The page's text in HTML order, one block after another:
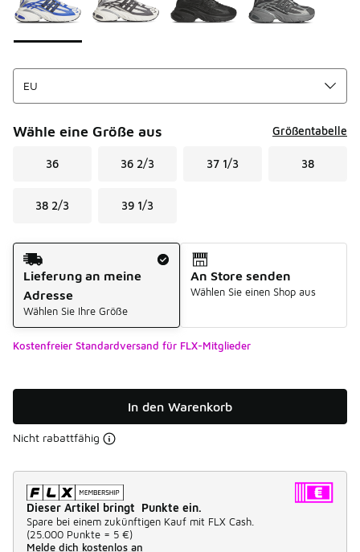
Wähle eine Größe aus Größentabelle
36 36 2/3 37 1/3 38
38 2/3 39 1/3
Versandart
Lieferung an meine
Adresse
Wählen Sie Ihre Größe
An Store senden
Wählen Sie einen Shop aus
Kostenfreier Standardversand für FLX-Mitglieder
In den Warenkorb
Nicht rabattfähig
Dieser Artikel bringt Punkte ein.
Spare bei einem zukünftigen Kauf mit FLX Cash.
(25.000 Punkte = 5 €)
Melde dich kostenlos an